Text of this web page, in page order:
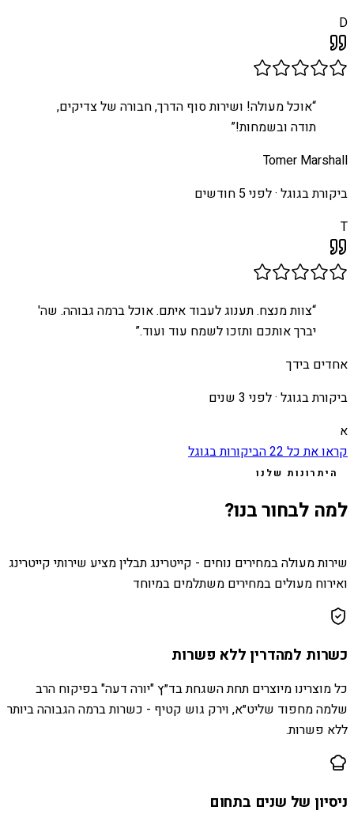
D
“אוכל מעולה! ושירות סוף הדרך, חבורה של צדיקים,
תודה ובשמחות!”
Tomer Marshall
ביקורת בגוגל ·לפני 5 חודשים
T
“צוות מנצח. תענוג לעבוד איתם. אוכל ברמה גבוהה. שה'
יברך אותכם ותזכו לשמח עוד ועוד.”
אחדים בידך
ביקורת בגוגל ·לפני 3 שנים
א
קראו את כל 22הביקורות בגוגל
היתרונות שלנו
למה לבחור בנו?
שירות מעולה במחירים נוחים - קייטרינג תבלין מציע שירותי קייטרינג
ואירוח מעולים במחירים משתלמים במיוחד
כשרות למהדרין ללא פשרות
כל מוצרינו מיוצרים תחת השגחת בד״ץ "יורה דעה" בפיקוח הרב
שלמה מחפוד שליט״א, וירק גוש קטיף - כשרות ברמה הגבוהה ביותר
ללא פשרות.
ניסיון של שנים בתחום